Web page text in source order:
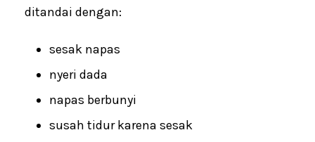
ditandai dengan:
sesak napas
nyeri dada
napas berbunyi
susah tidur karena sesak